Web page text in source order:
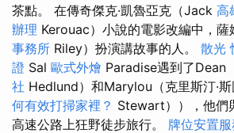
茶點。 在傳奇傑克·凱魯亞克（Jack 高
辦理 Kerouac）小說的電影改編中，薩
事務所 Riley）扮演講故事的人。 散光
證 Sal 歐式外燴 Paradise遇到了Dean
社 Hedlund）和Marylou（克里斯汀·
何有效打掃家裡？ Stewart）），他們
高速公路上狂野徒步旅行。 牌位安置